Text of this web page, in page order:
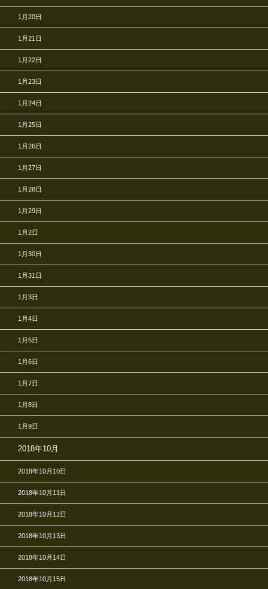
1月20日
1月21日
1月22日
1月23日
1月24日
1月25日
1月26日
1月27日
1月28日
1月29日
1月2日
1月30日
1月31日
1月3日
1月4日
1月5日
1月6日
1月7日
1月8日
1月9日
2018年10月
2018年10月10日
2018年10月11日
2018年10月12日
2018年10月13日
2018年10月14日
2018年10月15日